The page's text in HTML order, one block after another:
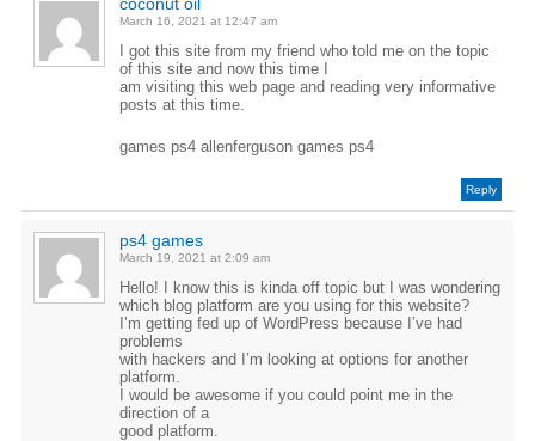
March 16, 2021 at 12:47 am
I got this site from my friend who told me on the topic
of this site and now this time I
am visiting this web page and reading very informative
posts at this time.
games ps4 allenferguson games ps4
Reply
ps4 games
March 19, 2021 at 2:09 am
Hello! I know this is kinda off topic but I was wondering
which blog platform are you using for this website?
I’m getting fed up of WordPress because I’ve had
problems
with hackers and I’m looking at options for another
platform.
I would be awesome if you could point me in the
direction of a
good platform.